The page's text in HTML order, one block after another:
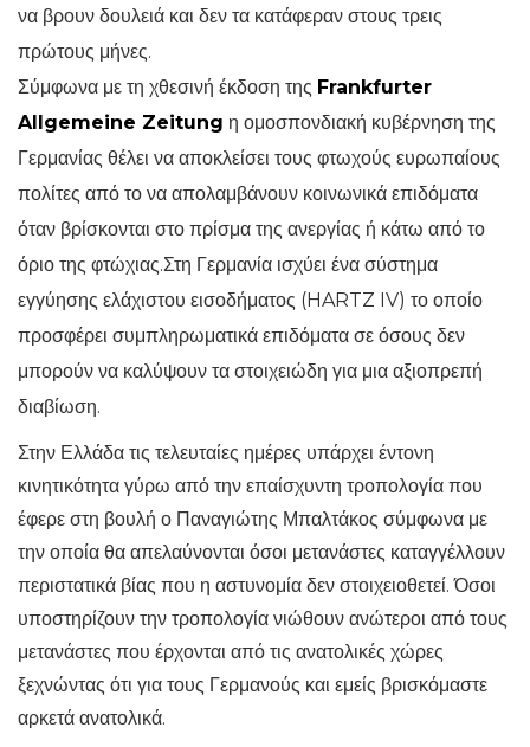
να βρουν δουλειά και δεν τα κατάφεραν στους τρεις
πρώτους μήνες.
Σύμφωνα με τη χθεσινή έκδοση της Frankfurter
Allgemeine Zeitung η ομοσπονδιακή κυβέρνηση της
Γερμανίας θέλει να αποκλείσει τους φτωχούς ευρωπαίους
πολίτες από το να απολαμβάνουν κοινωνικά επιδόματα
όταν βρίσκονται στο πρίσμα της ανεργίας ή κάτω από το
όριο της φτώχιας.Στη Γερμανία ισχύει ένα σύστημα
εγγύησης ελάχιστου εισοδήματος (HARTZ IV) το οποίο
προσφέρει συμπληρωματικά επιδόματα σε όσους δεν
μπορούν να καλύψουν τα στοιχειώδη για μια αξιοπρεπή
διαβίωση.
Στην Ελλάδα τις τελευταίες ημέρες υπάρχει έντονη
κινητικότητα γύρω από την επαίσχυντη τροπολογία που
έφερε στη βουλή ο Παναγιώτης Μπαλτάκος σύμφωνα με
την οποία θα απελαύνονται όσοι μετανάστες καταγγέλλουν
περιστατικά βίας που η αστυνομία δεν στοιχειοθετεί. Όσοι
υποστηρίζουν την τροπολογία νιώθουν ανώτεροι από τους
μετανάστες που έρχονται από τις ανατολικές χώρες
ξεχνώντας ότι για τους Γερμανούς και εμείς βρισκόμαστε
αρκετά ανατολικά.